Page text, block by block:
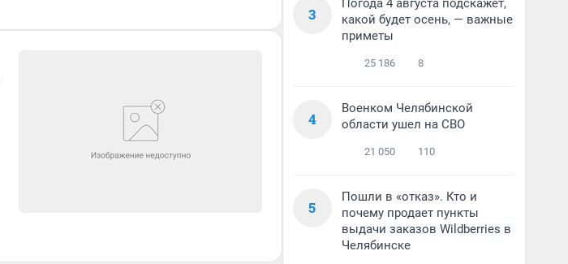
3
Погода 4 августа подскажет,
какой будет осень, — важные
приметы
25 186 8
4
Военком Челябинской
области ушел на СВО
21 050 110
5
Пошли в «отказ». Кто и
почему продает пункты
выдачи заказов Wildberries в
Челябинске